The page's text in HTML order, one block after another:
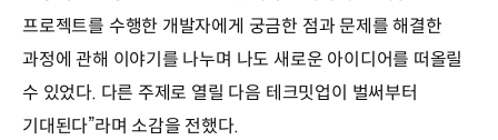
프로젝트를 수행한 개발자에게 궁금한 점과 문제를 해결한
과정에 관해 이야기를 나누며 나도 새로운 아이디어를 떠올릴
수 있었다. 다른 주제로 열릴 다음 테크밋업이 벌써부터
기대된다”라며 소감을 전했다.